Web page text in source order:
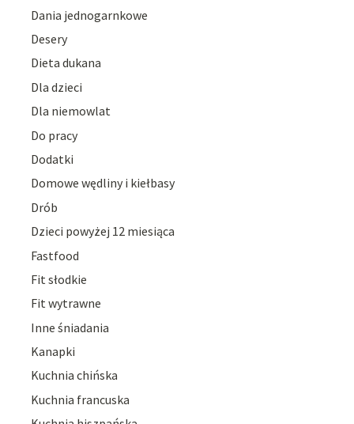
Dania jednogarnkowe
Desery
Dieta dukana
Dla dzieci
Dla niemowlat
Do pracy
Dodatki
Domowe wędliny i kiełbasy
Drób
Dzieci powyżej 12 miesiąca
Fastfood
Fit słodkie
Fit wytrawne
Inne śniadania
Kanapki
Kuchnia chińska
Kuchnia francuska